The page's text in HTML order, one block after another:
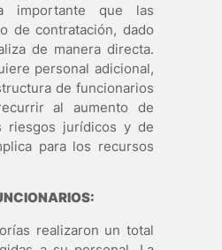
importante que las
de contratación, dado
de manera directa.
personal adicional,
de funcionarios
al aumento de
riesgos jurídicos y de
para los recursos
realizaron un total